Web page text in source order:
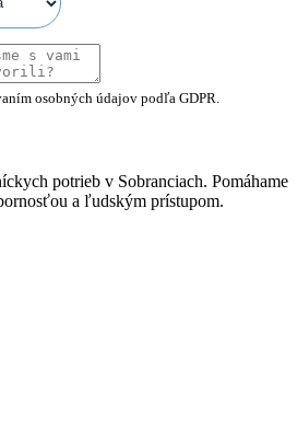
osobných údajov podľa GDPR.
potrieb v Sobranciach. Pomáhame
a ľudským prístupom.